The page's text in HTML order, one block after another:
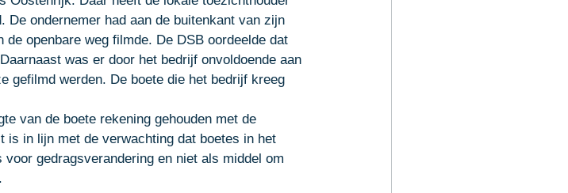
. De ondernemer had aan de buitenkant van zijn
openbare weg filmde. De DSB oordeelde dat
was er door het bedrijf onvoldoende aan
gefilmd werden. De boete die het bedrijf kreeg
van de boete rekening gehouden met de
is in lijn met de verwachting dat boetes in het
gedragsverandering en niet als middel om